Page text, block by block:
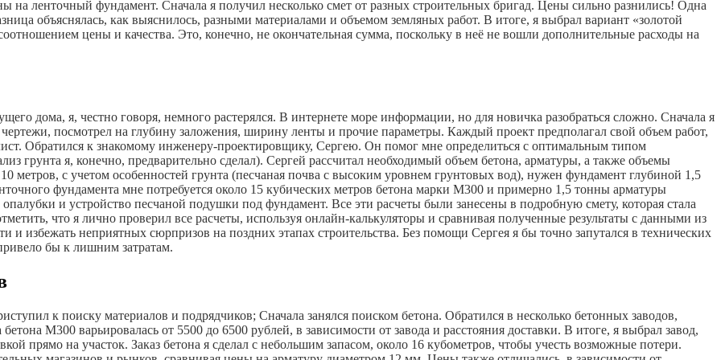
на ленточный фундамент. Сначала я получил несколько смет от разных строительных бригад. Цены сильно разнились! Одна
объяснялась, как выяснилось, разными материалами и объемом земляных работ. В итоге, я выбрал вариант «золотой
цены и качества. Это, конечно, не окончательная сумма, поскольку в неё не вошли дополнительные расходы на
дома, я, честно говоря, немного растерялся. В интернете море информации, но для новичка разобраться сложно. Сначала я
посмотрел на глубину заложения, ширину ленты и прочие параметры. Каждый проект предполагал свой объем работ,
Обратился к знакомому инженеру-проектировщику, Сергею. Он помог мне определиться с оптимальным типом
грунта я, конечно, предварительно сделал). Сергей рассчитал необходимый объем бетона, арматуры, а также объемы
метров, с учетом особенностей грунта (песчаная почва с высоким уровнем грунтовых вод), нужен фундамент глубиной 1,5
фундамента мне потребуется около 15 кубических метров бетона марки М300 и примерно 1,5 тонны арматуры
и устройство песчаной подушки под фундамент. Все эти расчеты были занесены в подробную смету, которая стала
что я лично проверил все расчеты, используя онлайн-калькуляторы и сравнивая полученные результаты с данными из
и избежать неприятных сюрпризов на поздних этапах строительства. Без помощи Сергея я бы точно запутался в технических
бы к лишним затратам.
к поиску материалов и подрядчиков; Сначала занялся поиском бетона. Обратился в несколько бетонных заводов,
М300 варьировалась от 5500 до 6500 рублей, в зависимости от завода и расстояния доставки. В итоге, я выбрал завод,
прямо на участок. Заказ бетона я сделал с небольшим запасом, около 16 кубометров, чтобы учесть возможные потери.